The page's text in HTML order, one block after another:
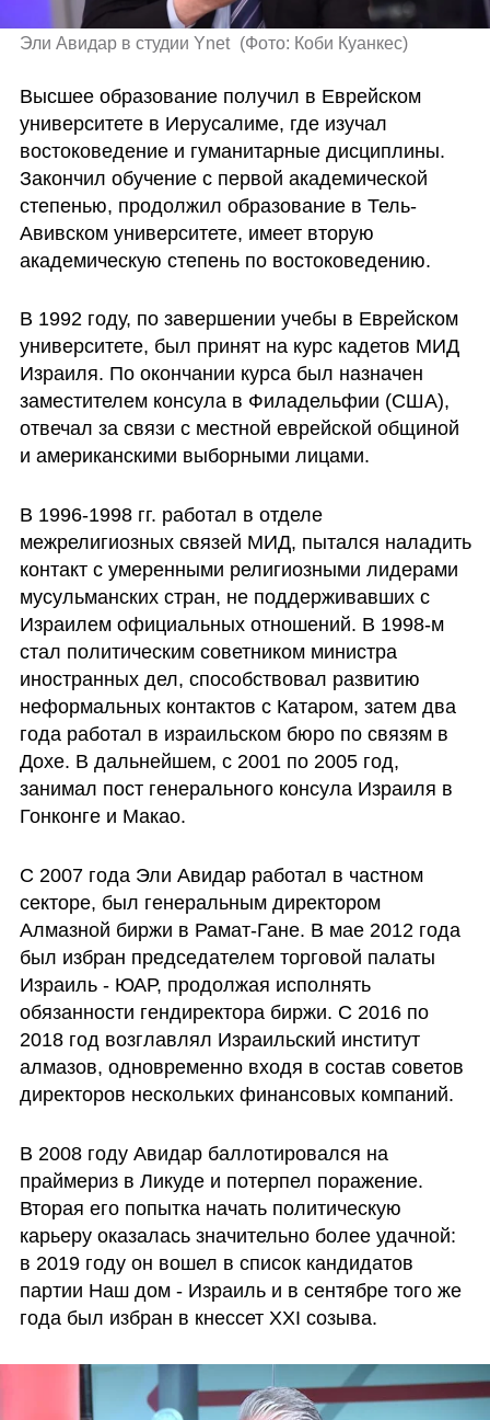
Эли Авидар в студии Ynet (Фото: Коби Куанкес)
Высшее образование получил в Еврейском
университете в Иерусалиме, где изучал
востоковедение и гуманитарные дисциплины.
Закончил обучение с первой академической
степенью, продолжил образование в Тель-
Авивском университете, имеет вторую
академическую степень по востоковедению.
В 1992 году, по завершении учебы в Еврейском
университете, был принят на курс кадетов МИД
Израиля. По окончании курса был назначен
заместителем консула в Филадельфии (США),
отвечал за связи с местной еврейской общиной
и американскими выборными лицами.
В 1996-1998 гг. работал в отделе
межрелигиозных связей МИД, пытался наладить
контакт с умеренными религиозными лидерами
мусульманских стран, не поддерживавших с
Израилем официальных отношений. В 1998-м
стал политическим советником министра
иностранных дел, способствовал развитию
неформальных контактов с Катаром, затем два
года работал в израильском бюро по связям в
Дохе. В дальнейшем, с 2001 по 2005 год,
занимал пост генерального консула Израиля в
Гонконге и Макао.
С 2007 года Эли Авидар работал в частном
секторе, был генеральным директором
Алмазной биржи в Рамат-Гане. В мае 2012 года
был избран председателем торговой палаты
Израиль - ЮАР, продолжая исполнять
обязанности гендиректора биржи. С 2016 по
2018 год возглавлял Израильский институт
алмазов, одновременно входя в состав советов
директоров нескольких финансовых компаний.
В 2008 году Авидар баллотировался на
праймериз в Ликуде и потерпел поражение.
Вторая его попытка начать политическую
карьеру оказалась значительно более удачной:
в 2019 году он вошел в список кандидатов
партии Наш дом - Израиль и в сентябре того же
года был избран в кнессет XXI созыва.